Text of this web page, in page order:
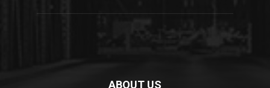
ABOUT US